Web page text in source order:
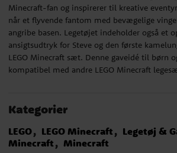
Minecraft-fan og inspirerer til kreative
når et flyvende fantom med bevægelige
angribe basen. Legetøjet indeholder også et
ansigtsudtryk for Steve og den første
LEGO Minecraft sæt. Denne gaveidé til børn
kompatibel med andre LEGO Minecraft
Kategorier
LEGO LEGO Minecraft
Legetøj &
Minecraft
Minecraft